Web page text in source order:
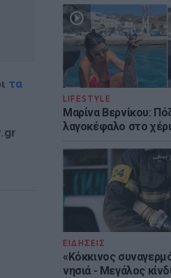
LIFESTYLE
Μαρίνα Βερνίκου:
λαγοκέφαλο στο χέρι
ΕΙΔΗΣΕΙΣ
«Κόκκινος
νησιά - Μεγάλος
τα